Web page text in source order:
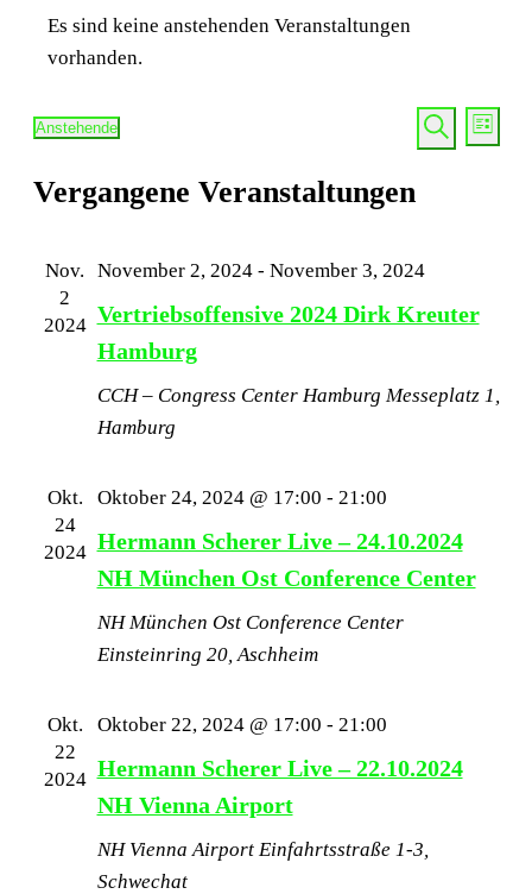
Es sind keine anstehenden Veranstaltungen
vorhanden.
Suche
Liste
Anstehende
wählen.
Vergangene Veranstaltungen
Nov.
2
2024
November 2, 2024- November 3, 2024
Vertriebsoffensive 2024 Dirk Kreuter
Hamburg
CCH – Congress Center Hamburg Messeplatz 1,
Hamburg
Okt.
24
2024
Oktober 24, 2024 @ 17:00 - 21:00
Hermann Scherer Live – 24.10.2024
NH München Ost Conference Center
NH München Ost Conference Center
Einsteinring 20, Aschheim
Okt.
22
2024
Oktober 22, 2024 @ 17:00 - 21:00
Hermann Scherer Live – 22.10.2024
NH Vienna Airport
NH Vienna Airport Einfahrtsstraße 1-3,
Schwechat